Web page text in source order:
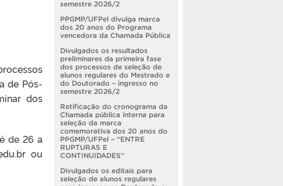
de Pós-
dos
de 26 a
ou
semestre 2026/2
PPGMP/UFPel divulga marca
dos 20 anos do Programa
vencedora da Chamada Pública
Divulgados os resultados
preliminares da primeira fase
dos processos de seleção de
alunos regulares do Mestrado e
do Doutorado – ingresso no
semestre 2026/2
Retificação do cronograma da
Chamada pública interna para
seleção da marca
comemorativa dos 20 anos do
PPGMP/UFPel – “ENTRE
RUPTURAS E
CONTINUIDADES”
Divulgados os editais para
seleção de alunos regulares